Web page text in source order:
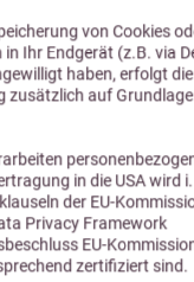
von Cookies
Ihr Endgerät (z.B. via
haben, erfolgt die
zusätzlich auf
in die USA wird
der EU-
Privacy Framework
EU-
zertifiziert sind.
31,50 €